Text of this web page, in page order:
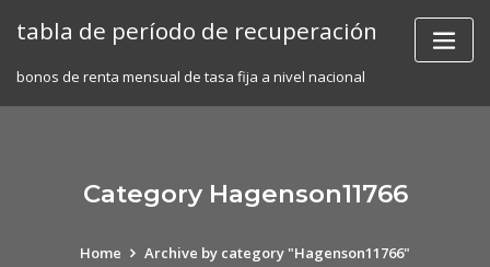
tabla de período de recuperación
bonos de renta mensual de tasa fija a nivel nacional
Category Hagenson11766
Home Archive by category "Hagenson11766"